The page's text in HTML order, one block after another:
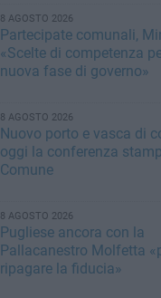
8 AGOSTO 2026
Partecipate comunali,
«Scelte di competenza
nuova fase di governo»
8 AGOSTO 2026
Nuovo porto e vasca di
oggi la conferenza
Comune
8 AGOSTO 2026
Pugliese ancora con la
Pallacanestro Molfetta
ripagare la fiducia»